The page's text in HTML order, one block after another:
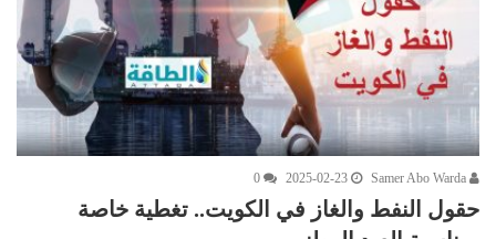
2025-02-23
0
حقول النفط والغاز في الكويت.. تغطية خاصة